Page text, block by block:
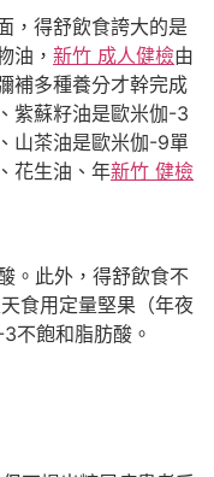
得舒飲食誇大的是
油， 新竹 成人健檢由
補多種養分才幹完成
紫蘇籽油是歐米伽-3
山茶油是歐米伽-9單
花生油、年新竹 健檢
此外，得舒飲食不
食用定量堅果（年夜
不飽和脂肪酸。